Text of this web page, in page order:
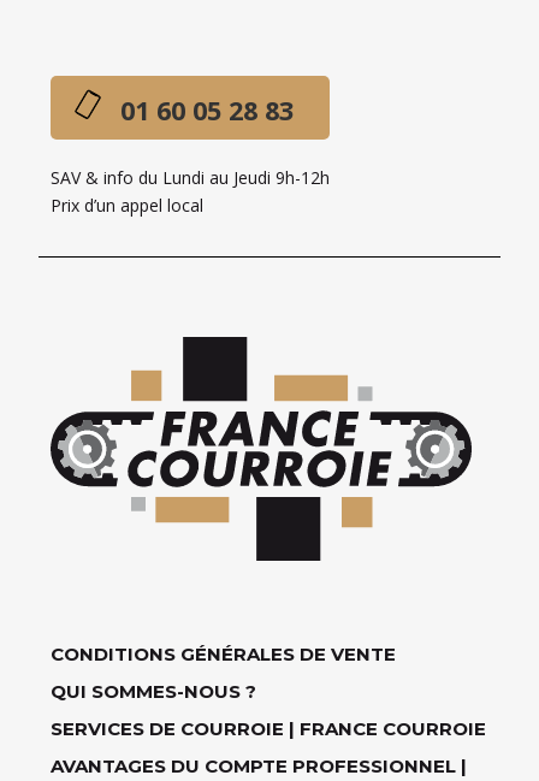
01 60 05 28 83
SAV & info du Lundi au Jeudi 9h-12h
Prix d’un appel local
CONDITIONS GÉNÉRALES DE VENTE
QUI SOMMES-NOUS ?
SERVICES DE COURROIE | FRANCE COURROIE
AVANTAGES DU COMPTE PROFESSIONNEL |